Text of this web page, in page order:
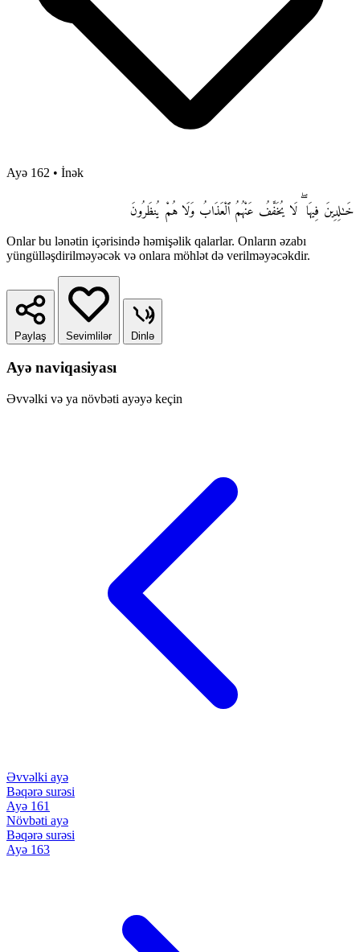
Ayə 162 • İnək
خَـٰلِدِينَ فِيهَا ۖ لَا يُخَفَّفُ عَنْهُمُ ٱلْعَذَابُ وَلَا هُمْ يُنظَرُونَ
Onlar bu lənətin içərisində həmişəlik qalarlar. Onların əzabı
yüngülləşdirilməyəcək və onlara möhlət də verilməyəcəkdir.
Paylaş Sevimlilər Dinlə
Ayə naviqasiyası
Əvvəlki və ya növbəti ayəyə keçin
Əvvəlki ayə
Bəqərə surəsi
Ayə 161
Növbəti ayə
Bəqərə surəsi
Ayə 163